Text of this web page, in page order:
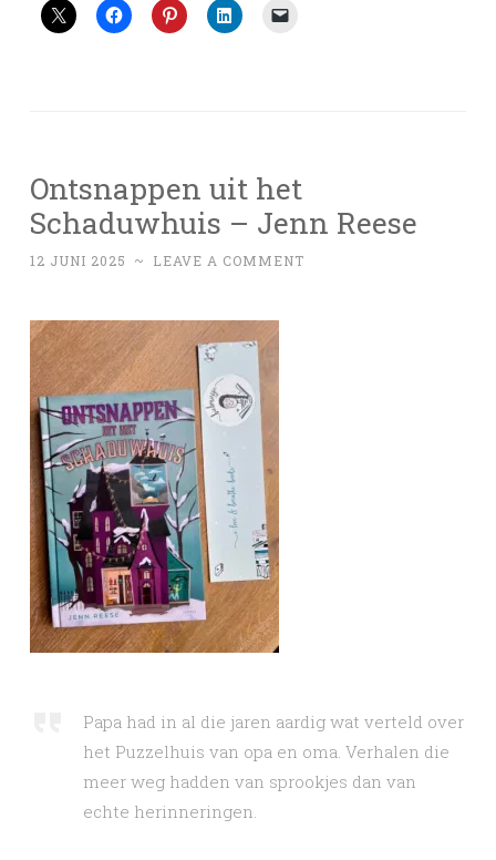
Ontsnappen uit het
Schaduwhuis – Jenn Reese
12 JUNI 2025 ~ LEAVE A COMMENT
Papa had in al die jaren aardig wat verteld over
het Puzzelhuis van opa en oma. Verhalen die
meer weg hadden van sprookjes dan van
echte herinneringen.